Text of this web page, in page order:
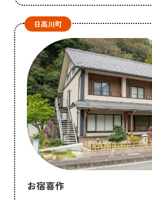
日高川町
お宿喜作